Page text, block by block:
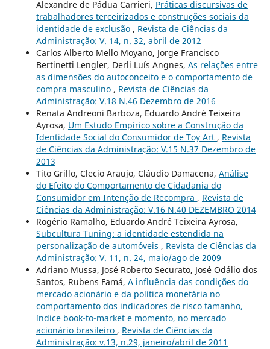
Alexandre de Pádua Carrieri, Práticas discursivas de
trabalhadores terceirizados e construções sociais da
identidade de exclusão , Revista de Ciências da
Administração: V. 14, n. 32, abril de 2012
Carlos Alberto Mello Moyano, Jorge Francisco
Bertinetti Lengler, Derli Luís Angnes, As relações entre
as dimensões do autoconceito e o comportamento de
compra masculino , Revista de Ciências da
Administração: V.18 N.46 Dezembro de 2016
Renata Andreoni Barboza, Eduardo André Teixeira
Ayrosa, Um Estudo Empírico sobre a Construção da
Identidade Social do Consumidor de Toy Art , Revista
de Ciências da Administração: V.15 N.37 Dezembro de
2013
Tito Grillo, Clecio Araujo, Cláudio Damacena, Análise
do Efeito do Comportamento de Cidadania do
Consumidor em Intenção de Recompra , Revista de
Ciências da Administração: V.16 N.40 DEZEMBRO 2014
Rogério Ramalho, Eduardo André Teixeira Ayrosa,
Subcultura Tuning: a identidade estendida na
personalização de automóveis , Revista de Ciências da
Administração: V. 11, n. 24, maio/ago de 2009
Adriano Mussa, José Roberto Securato, José Odálio dos
Santos, Rubens Famá, A influência das condições do
mercado acionário e da política monetária no
comportamento dos indicadores de risco tamanho,
índice book-to-market e momento, no mercado
acionário brasileiro , Revista de Ciências da
Administração: v.13, n.29, janeiro/abril de 2011